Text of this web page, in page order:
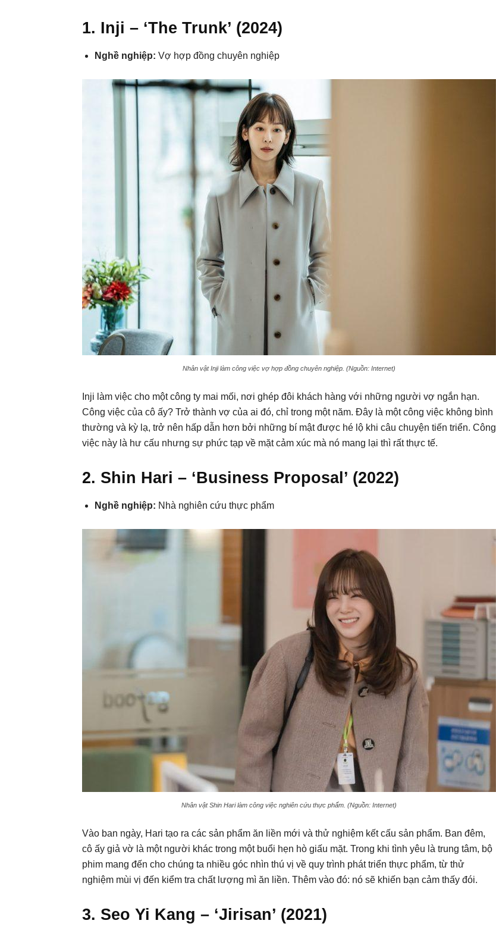
1. Inji – ‘The Trunk’ (2024)
Nghề nghiệp: Vợ hợp đồng chuyên nghiệp
Nhân vật Inji làm công việc vợ hợp đồng chuyên nghiệp. (Nguồn: Internet)
Inji làm việc cho một công ty mai mối, nơi ghép đôi khách hàng với những người vợ ngắn hạn.
Công việc của cô ấy? Trở thành vợ của ai đó, chỉ trong một năm. Đây là một công việc không bình
thường và kỳ lạ, trở nên hấp dẫn hơn bởi những bí mật được hé lộ khi câu chuyện tiến triển. Công
việc này là hư cấu nhưng sự phức tạp về mặt cảm xúc mà nó mang lại thì rất thực tế.
2. Shin Hari – ‘Business Proposal’ (2022)
Nghề nghiệp: Nhà nghiên cứu thực phẩm
Nhân vật Shin Hari làm công việc nghiên cứu thực phẩm. (Nguồn: Internet)
Vào ban ngày, Hari tạo ra các sản phẩm ăn liền mới và thử nghiệm kết cấu sản phẩm. Ban đêm,
cô ấy giả vờ là một người khác trong một buổi hẹn hò giấu mặt. Trong khi tình yêu là trung tâm, bộ
phim mang đến cho chúng ta nhiều góc nhìn thú vị về quy trình phát triển thực phẩm, từ thử
nghiệm mùi vị đến kiểm tra chất lượng mì ăn liền. Thêm vào đó: nó sẽ khiến bạn cảm thấy đói.
3. Seo Yi Kang – ‘Jirisan’ (2021)